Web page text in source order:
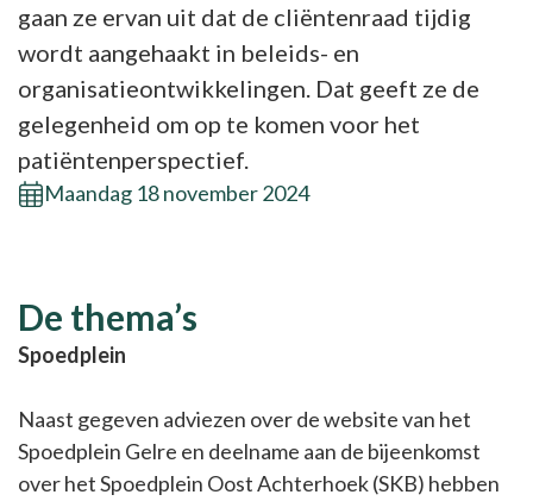
gaan ze ervan uit dat de cliëntenraad tijdig
wordt aangehaakt in beleids- en
organisatieontwikkelingen. Dat geeft ze de
gelegenheid om op te komen voor het
patiëntenperspectief.
Maandag 18 november 2024
De thema’s
Spoedplein
Naast gegeven adviezen over de website van het
Spoedplein Gelre en deelname aan de bijeenkomst
over het Spoedplein Oost Achterhoek (SKB) hebben